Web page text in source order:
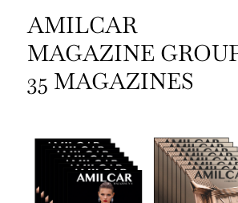
AMILCAR
MAGAZINE
35 MAGAZINES